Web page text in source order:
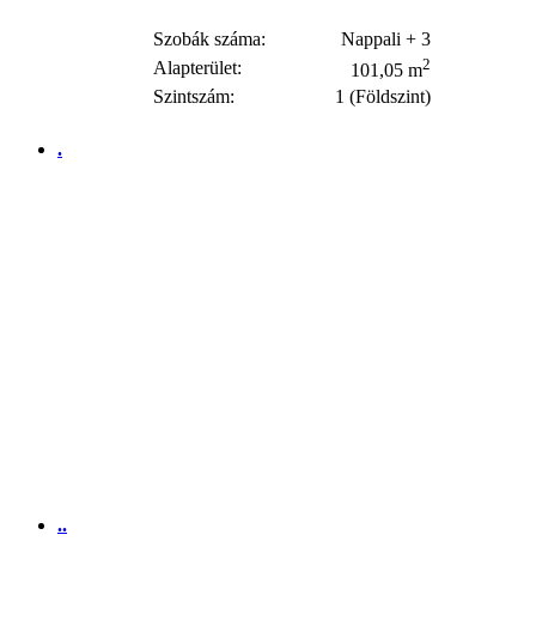
Szobák száma:
Nappali + 3
Alapterület:
101,05 m2
Szintszám: 1 (Földszint)
.
..